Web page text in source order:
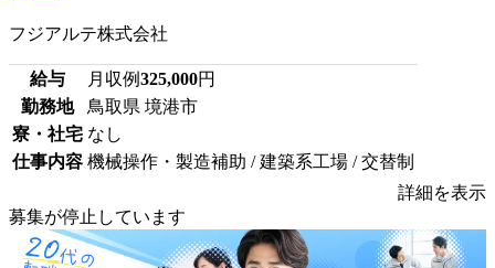
フジアルテ株式会社
給与 月収例325,000円
勤務地
鳥取県 境港市
寮・社宅 なし
仕事内容 機械操作・製造補助 / 建築系工場 / 交替制
詳細を表示
募集が停止しています